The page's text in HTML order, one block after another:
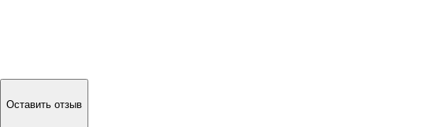
Оставить отзыв